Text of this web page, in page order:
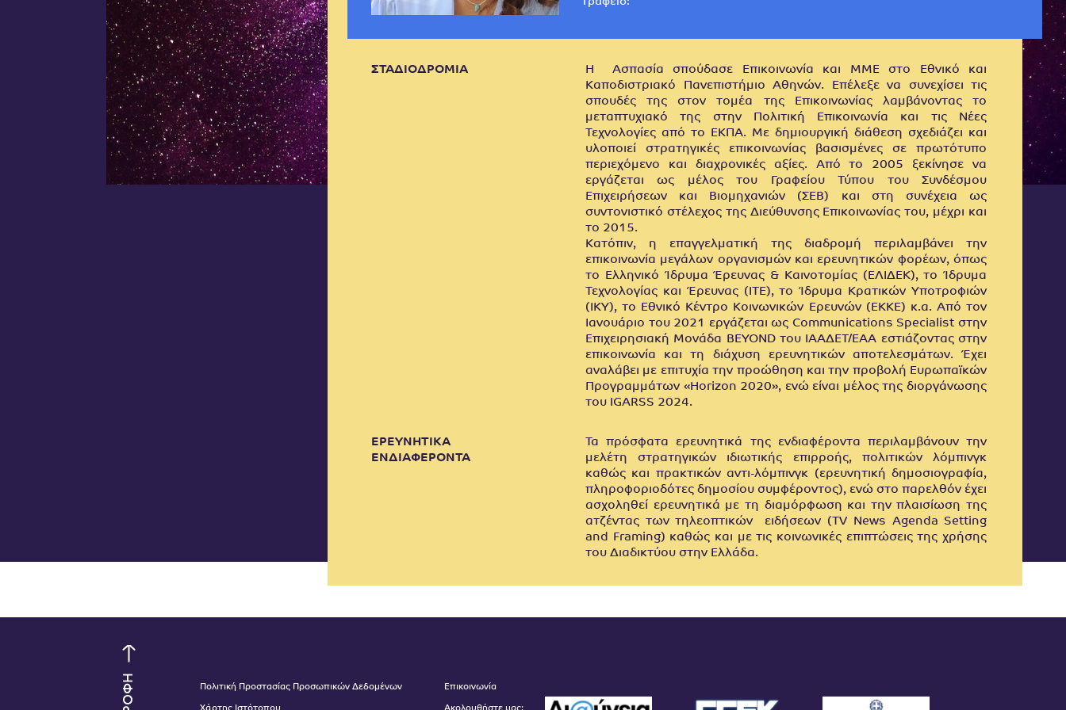
ΣΤΑΔΙΟΔΡΟΜΙΑ
Η Ασπασία σπούδασε Επικοινωνία και ΜΜΕ στο Εθνικό και
Καποδιστριακό Πανεπιστήμιο Αθηνών. Επέλεξε να συνεχίσει τις
σπουδές της στον τομέα της Επικοινωνίας λαμβάνοντας το
μεταπτυχιακό της στην Πολιτική Επικοινωνία και τις Νέες
Τεχνολογίες από το ΕΚΠΑ. Με δημιουργική διάθεση σχεδιάζει και
υλοποιεί στρατηγικές επικοινωνίας βασισμένες σε πρωτότυπο
περιεχόμενο και διαχρονικές αξίες. Από το 2005 ξεκίνησε να
εργάζεται ως μέλος του Γραφείου Τύπου του Συνδέσμου
Επιχειρήσεων και Βιομηχανιών (ΣΕΒ) και στη συνέχεια ως
συντονιστικό στέλεχος της Διεύθυνσης Επικοινωνίας του, μέχρι και
το 2015.
Κατόπιν, η επαγγελματική της διαδρομή περιλαμβάνει την
επικοινωνία μεγάλων οργανισμών και ερευνητικών φορέων, όπως
το Ελληνικό Ίδρυμα Έρευνας & Καινοτομίας (ΕΛΙΔΕΚ), το Ίδρυμα
Τεχνολογίας και Έρευνας (ΙΤΕ), το Ίδρυμα Κρατικών Υποτροφιών
(ΙΚΥ), το Εθνικό Κέντρο Κοινωνικών Ερευνών (ΕΚΚΕ) κ.α. Από τον
Ιανουάριο του 2021 εργάζεται ως Communications Specialist στην
Επιχειρησιακή Μονάδα BEYOND του ΙΑΑΔΕΤ/ΕΑΑ εστιάζοντας στην
επικοινωνία και τη διάχυση ερευνητικών αποτελεσμάτων. Έχει
αναλάβει με επιτυχία την προώθηση και την προβολή Ευρωπαϊκών
Προγραμμάτων «Horizon 2020», ενώ είναι μέλος της διοργάνωσης
του IGARSS 2024.
ΕΡΕΥΝΗΤΙΚΑ
ΕΝΔΙΑΦΕΡΟΝΤΑ
Τα πρόσφατα ερευνητικά της ενδιαφέροντα περιλαμβάνουν την
μελέτη στρατηγικών ιδιωτικής επιρροής, πολιτικών λόμπινγκ
καθώς και πρακτικών αντι-λόμπινγκ (ερευνητική δημοσιογραφία,
πληροφοριοδότες δημοσίου συμφέροντος), ενώ στο παρελθόν έχει
ασχοληθεί ερευνητικά με τη διαμόρφωση και την πλαισίωση της
ατζέντας των τηλεοπτικών ειδήσεων (TV News Agenda Setting
and Framing) καθώς και με τις κοινωνικές επιπτώσεις της χρήσης
του Διαδικτύου στην Ελλάδα.
Πολιτική Προστασίας Προσωπικών Δεδομένων Επικοινωνία